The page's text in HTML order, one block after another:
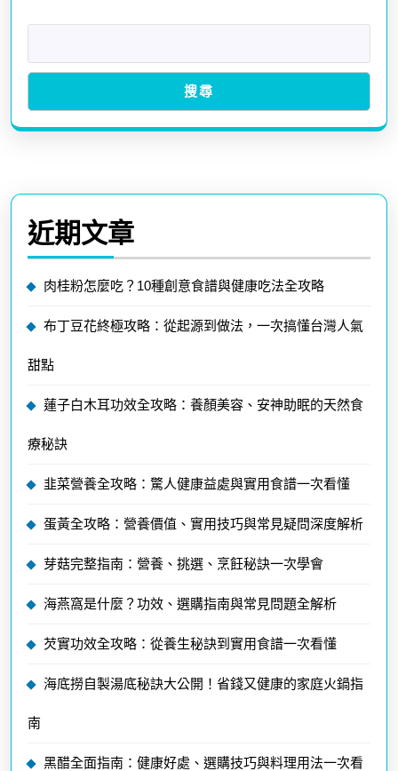
搜尋
近期文章
肉桂粉怎麼吃？10種創意食譜與健康吃法全攻略
布丁豆花終極攻略：從起源到做法，一次搞懂台灣人氣
甜點
蓮子白木耳功效全攻略：養顏美容、安神助眠的天然食
療秘訣
韭菜營養全攻略：驚人健康益處與實用食譜一次看懂
蛋黃全攻略：營養價值、實用技巧與常見疑問深度解析
芽菇完整指南：營養、挑選、烹飪秘訣一次學會
海燕窩是什麼？功效、選購指南與常見問題全解析
芡實功效全攻略：從養生秘訣到實用食譜一次看懂
海底撈自製湯底秘訣大公開！省錢又健康的家庭火鍋指
南
黑醋全面指南：健康好處、選購技巧與料理用法一次看